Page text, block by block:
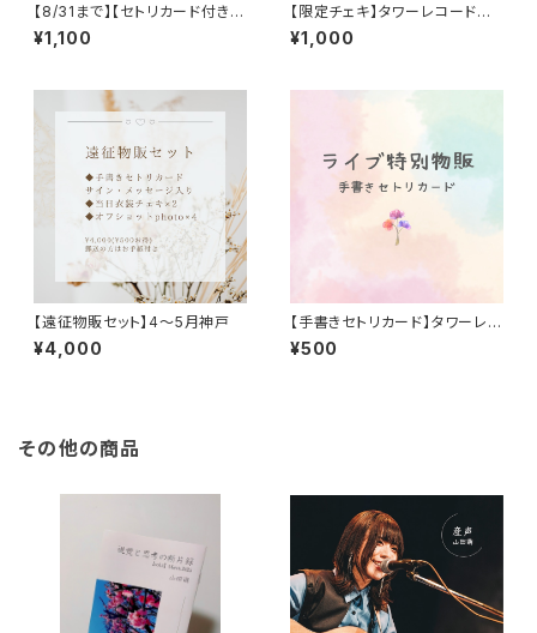
【8/31まで】【セトリカード付きラ
イブ映像】7/17落合晴れ間
¥1,100
【限定チェキ】タワーレコードラ
イブ特別物販
¥1,000
【遠征物販セット】4〜5月神戸
¥4,000
【手書きセトリカード】タワーレコ
ード特別物販
¥500
その他の商品